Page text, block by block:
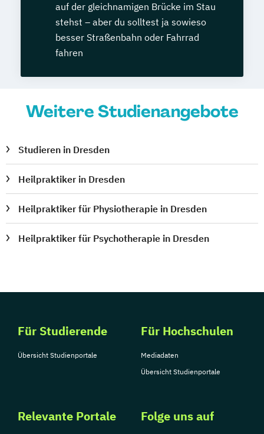
auf der gleichnamigen Brücke im Stau
stehst – aber du solltest ja sowieso
besser Straßenbahn oder Fahrrad
fahren
Weitere Studienangebote
Studieren in Dresden
Heilpraktiker in Dresden
Heilpraktiker für Physiotherapie in Dresden
Heilpraktiker für Psychotherapie in Dresden
Für Studierende
Übersicht Studienportale
Für Hochschulen
Mediadaten
Übersicht Studienportale
Relevante Portale Folge uns auf